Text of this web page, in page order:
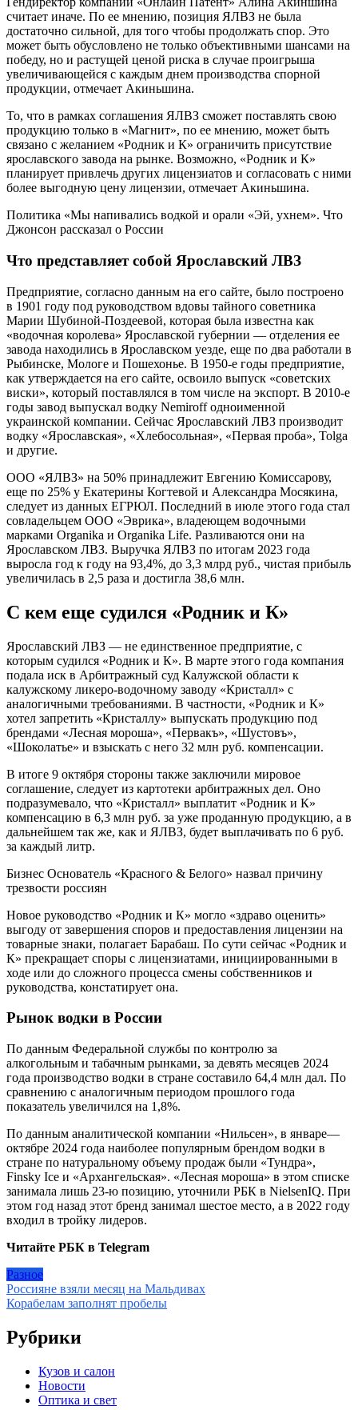
считает иначе. По ее мнению, позиция ЯЛВЗ не была
достаточно сильной, для того чтобы продолжать спор. Это
может быть обусловлено не только объективными шансами на
победу, но и растущей ценой риска в случае проигрыша
увеличивающейся с каждым днем производства спорной
продукции, отмечает Акиньшина.
То, что в рамках соглашения ЯЛВЗ сможет поставлять свою
продукцию только в «Магнит», по ее мнению, может быть
связано с желанием «Родник и К» ограничить присутствие
ярославского завода на рынке. Возможно, «Родник и К»
планирует привлечь других лицензиатов и согласовать с ними
более выгодную цену лицензии, отмечает Акиньшина.
Политика «Мы напивались водкой и орали «Эй, ухнем». Что
Джонсон рассказал о России
Что представляет собой Ярославский ЛВЗ
Предприятие, согласно данным на его сайте, было построено
в 1901 году под руководством вдовы тайного советника
Марии Шубиной-Поздеевой, которая была известна как
«водочная королева» Ярославской губернии — отделения ее
завода находились в Ярославском уезде, еще по два работали в
Рыбинске, Мологе и Пошехонье. В 1950-е годы предприятие,
как утверждается на его сайте, освоило выпуск «советских
виски», который поставлялся в том числе на экспорт. В 2010-е
годы завод выпускал водку Nemiroff одноименной
украинской компании. Сейчас Ярославский ЛВЗ производит
водку «Ярославская», «Хлебосольная», «Первая проба», Tolga
и другие.
ООО «ЯЛВЗ» на 50% принадлежит Евгению Комиссарову,
еще по 25% у Екатерины Когтевой и Александра Мосякина,
следует из данных ЕГРЮЛ. Последний в июле этого года стал
совладельцем ООО «Эврика», владеющем водочными
марками Organika и Organika Life. Разливаются они на
Ярославском ЛВЗ. Выручка ЯЛВЗ по итогам 2023 года
выросла год к году на 93,4%, до 3,3 млрд руб., чистая прибыль
увеличилась в 2,5 раза и достигла 38,6 млн.
С кем еще судился «Родник и К»
Ярославский ЛВЗ — не единственное предприятие, с
которым судился «Родник и К». В марте этого года компания
подала иск в Арбитражный суд Калужской области к
калужскому ликеро-водочному заводу «Кристалл» с
аналогичными требованиями. В частности, «Родник и К»
хотел запретить «Кристаллу» выпускать продукцию под
брендами «Лесная мороша», «Первакъ», «Шустовъ»,
«Шоколатье» и взыскать с него 32 млн руб. компенсации.
В итоге 9 октября стороны также заключили мировое
соглашение, следует из картотеки арбитражных дел. Оно
подразумевало, что «Кристалл» выплатит «Родник и К»
компенсацию в 6,3 млн руб. за уже проданную продукцию, а в
дальнейшем так же, как и ЯЛВЗ, будет выплачивать по 6 руб.
за каждый литр.
Бизнес Основатель «Красного & Белого» назвал причину
трезвости россиян
Новое руководство «Родник и К» могло «здраво оценить»
выгоду от завершения споров и предоставления лицензии на
товарные знаки, полагает Барабаш. По сути сейчас «Родник и
К» прекращает споры с лицензиатами, инициированными в
ходе или до сложного процесса смены собственников и
руководства, констатирует она.
Рынок водки в России
По данным Федеральной службы по контролю за
алкогольным и табачным рынками, за девять месяцев 2024
года производство водки в стране составило 64,4 млн дал. По
сравнению с аналогичным периодом прошлого года
показатель увеличился на 1,8%.
По данным аналитической компании «Нильсен», в январе—
октябре 2024 года наиболее популярным брендом водки в
стране по натуральному объему продаж были «Тундра»,
Finsky Ice и «Архангельская». «Лесная мороша» в этом списке
занимала лишь 23-ю позицию, уточнили РБК в NielsenIQ. При
этом год назад этот бренд занимал шестое место, а в 2022 году
входил в тройку лидеров.
Читайте РБК в Telegram
Разное
Навигация
по
записям
Россияне взяли месяц на Мальдивах
Корабелам заполнят пробелы
Рубрики
Кузов и салон
Новости
Оптика и свет